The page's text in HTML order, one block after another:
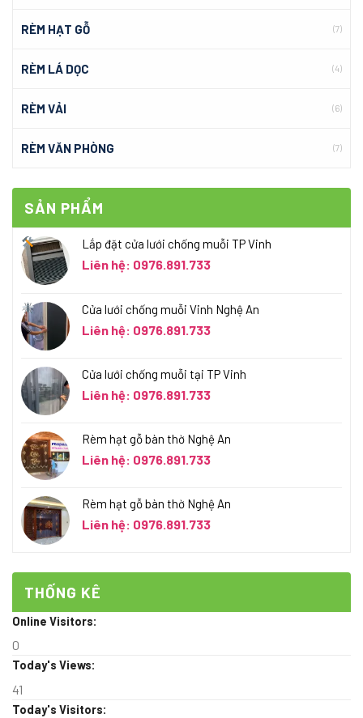
RÈM HẠT GỖ (7)
RÈM LÁ DỌC (4)
RÈM VẢI (6)
RÈM VĂN PHÒNG (7)
SẢN PHẨM
Lắp đặt cửa lưới chống muỗi TP Vinh
Liên hệ: 0976.891.733
Cửa lưới chống muỗi Vinh Nghệ An
Liên hệ: 0976.891.733
Cửa lưới chống muỗi tại TP Vinh
Liên hệ: 0976.891.733
Rèm hạt gỗ bàn thờ Nghệ An
Liên hệ: 0976.891.733
Rèm hạt gỗ bàn thờ Nghệ An
Liên hệ: 0976.891.733
THỐNG KÊ
Online Visitors:
0
Today's Views:
41
Today's Visitors: